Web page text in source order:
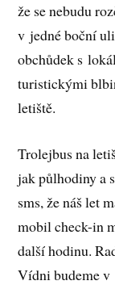
že se nebudu
v jedné boční
obchůdek s
turistickými
letiště.
Trolejbus na
jak půlhodiny a
sms, že náš let
mobil check-in
další hodinu.
Vídni budeme v